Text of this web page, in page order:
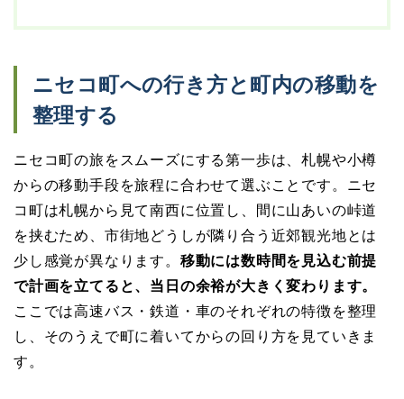
ニセコ町への行き方と町内の移動を
整理する
ニセコ町の旅をスムーズにする第一歩は、札幌や小樽
からの移動手段を旅程に合わせて選ぶことです。ニセ
コ町は札幌から見て南西に位置し、間に山あいの峠道
を挟むため、市街地どうしが隣り合う近郊観光地とは
少し感覚が異なります。 移動には数時間を見込む前提
で計画を立てると、当日の余裕が大きく変わります。
ここでは高速バス・鉄道・車のそれぞれの特徴を整理
し、そのうえで町に着いてからの回り方を見ていきま
す。